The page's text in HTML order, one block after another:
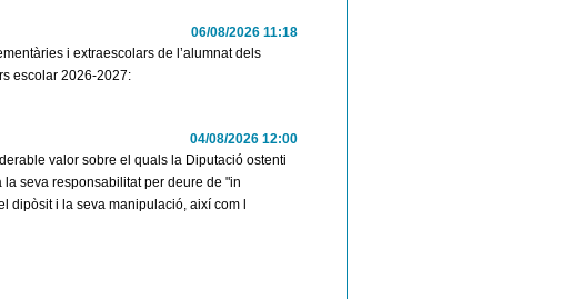
06/08/2026 11:18
i extraescolars de l’alumnat dels
escolar 2026-2027:
04/08/2026 12:00
valor sobre el quals la Diputació ostenti
seva responsabilitat per deure de "in
dipòsit i la seva manipulació, així com l